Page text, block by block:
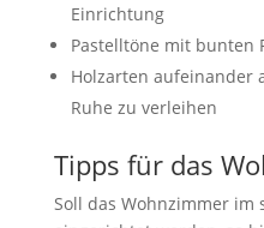
Einrichtung
Pastelltöne mit bunten
Holzarten aufeinander
Ruhe zu verleihen
Tipps für das
Soll das Wohnzimmer im